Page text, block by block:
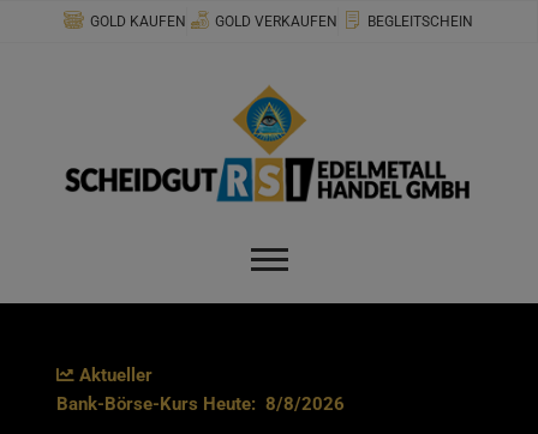
GOLD KAUFEN GOLD VERKAUFEN BEGLEITSCHEIN
Aktueller
Bank-Börse-Kurs Heute: 8/8/2026
modal-check